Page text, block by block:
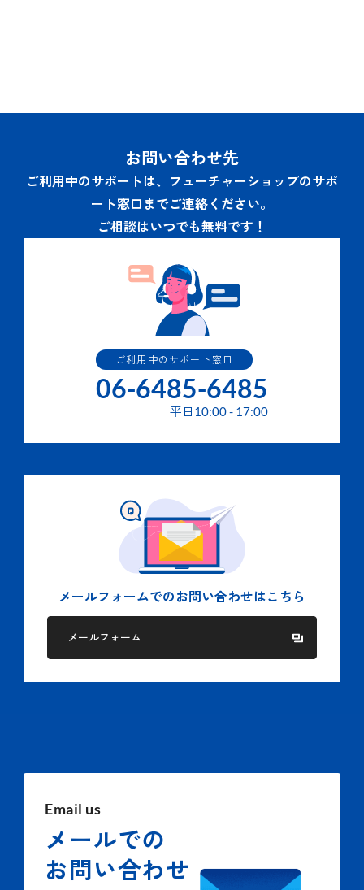
お問い合わせ先
ご利用中のサポートは、フューチャーショップのサポ
ート窓口までご連絡ください。
ご相談はいつでも無料です！
ご利用中のサポート窓口
06-6485-6485
平日 10:00- 17:00
メールフォームでの お問い合わせはこちら
メールフォーム
Email us
メールでの
お問い合わせ